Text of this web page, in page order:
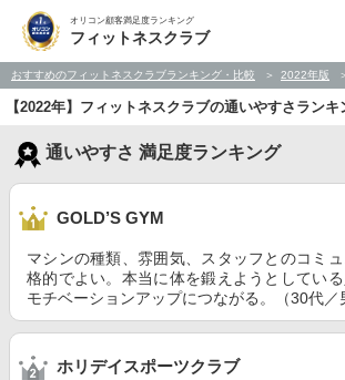
オリコン顧客満足度ランキング
フィットネスクラブ
おすすめのフィットネスクラブランキング・比較 2022年版
【2022年】フィットネスクラブの通いやすさラン
通いやすさ 満足度ランキング
GOLD’S GYM
マシンの種類、雰囲気、スタッフとのコミ
格的でよい。本当に体を鍛えようとしている
モチベーションアップにつながる。（30代／
ホリデイスポーツクラブ